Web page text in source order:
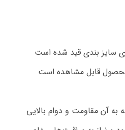
به آن مقاومت و دوام بالایی